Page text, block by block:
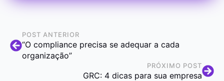
POST ANTERIOR
“O compliance precisa se adequar a cada
organização”
PRÓXIMO POST
GRC: 4 dicas para sua empresa